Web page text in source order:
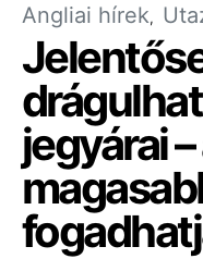
Angliai hírek
jegyárai